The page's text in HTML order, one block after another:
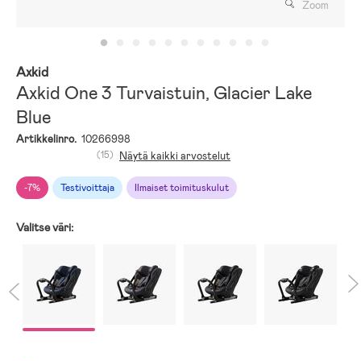
Zoom
Axkid
Axkid One 3 Turvaistuin, Glacier Lake
Blue
Artikkelinro. 10266998
-7% Testivoittaja Ilmaiset toimituskulut
(15) Näytä kaikki arvostelut
Valitse väri: